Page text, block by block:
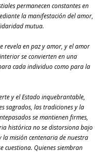
permanecen constantes en
la manifestación del amor,
mutua.
revela en paz y amor, y el amor
se convierten en una
cada individuo como para la
y el Estado inquebrantable,
sagrados, las tradiciones y la
​​se mantienen firmes,
histórica no se distorsiona bajo
la misión centenaria de nuestra
cuestiona. Quienes siembran